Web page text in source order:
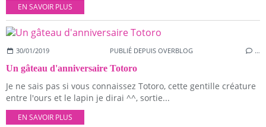
EN SAVOIR PLUS
30/01/2019 PUBLIÉ DEPUIS OVERBLOG …
Un gâteau d'anniversaire Totoro
Je ne sais pas si vous connaissez Totoro, cette gentille créature
entre l'ours et le lapin je dirai ^^, sortie...
EN SAVOIR PLUS